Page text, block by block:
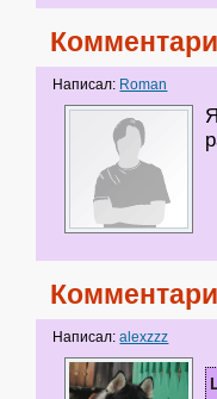
Написал: Roman
Написал:alexzzz